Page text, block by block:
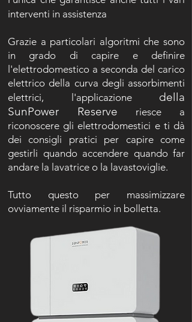
interventi in assistenza
Grazie a particolari algoritmi che sono
in grado di capire e definire
l'elettrodomestico a seconda del carico
elettrico della curva degli assorbimenti
elettrici, l'applicazione della
SunPower Reserve
riesce a
riconoscere gli elettrodomestici e ti dà
dei consigli pratici per capire come
gestirli quando accendere quando far
andare la lavatrice o la lavastoviglie.
Tutto questo per massimizzare
ovviamente il risparmio in bolletta.